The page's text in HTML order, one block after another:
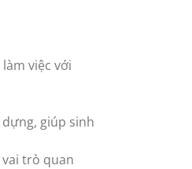
việc với
giúp sinh
trò quan